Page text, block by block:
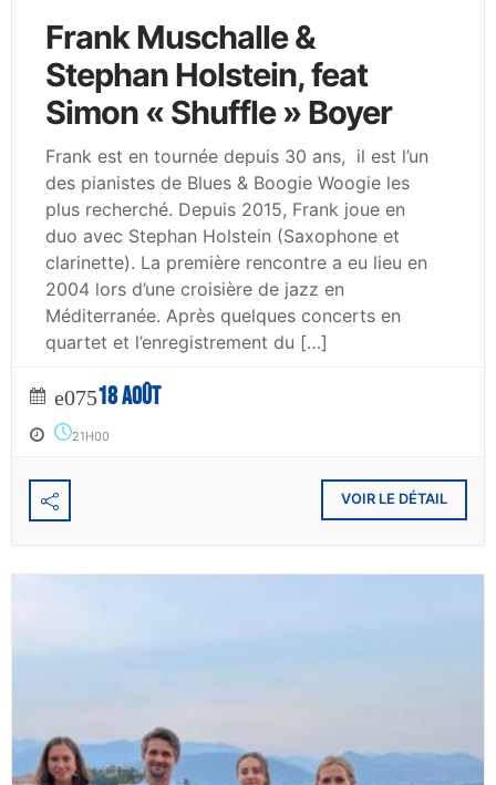
Frank Muschalle &
Stephan Holstein, feat
Simon « Shuffle » Boyer
Frank est en tournée depuis 30 ans, il est l’un
des pianistes de Blues & Boogie Woogie les
plus recherché. Depuis 2015, Frank joue en
duo avec Stephan Holstein (Saxophone et
clarinette). La première rencontre a eu lieu en
2004 lors d’une croisière de jazz en
Méditerranée. Après quelques concerts en
quartet et l’enregistrement du […]
18 AOÛT
21H00
VOIR LE DÉTAIL